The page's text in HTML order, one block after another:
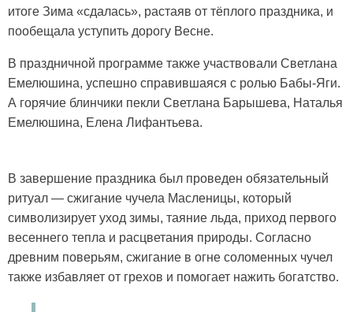
итоге Зима «сдалась», растаяв от тёплого праздника, и
пообещала уступить дорогу Весне.
В праздничной программе также участвовали Светлана
Емелюшина, успешно справившаяся с ролью Бабы-Яги.
А горячие блинчики пекли Светлана Барышева, Наталья
Емелюшина, Елена Лифантьева.
В завершение праздника был проведен обязательный
ритуал — сжигание чучела Масленицы, который
символизирует уход зимы, таяние льда, приход первого
весеннего тепла и расцветания природы. Согласно
древним поверьям, сжигание в огне соломенных чучел
также избавляет от грехов и помогает нажить богатство.